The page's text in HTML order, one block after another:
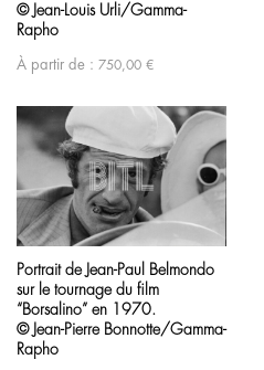
© Jean-Louis Urli/Gamma-
Rapho
À partir de : 750,00 €
Portrait de Jean-Paul Belmondo
sur le tournage du film
“Borsalino” en 1970.
© Jean-Pierre Bonnotte/Gamma-
Rapho